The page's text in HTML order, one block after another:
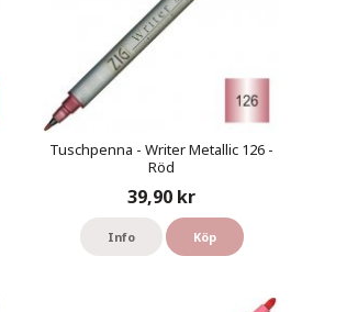
Tuschpenna - Writer Metallic 126 -
Röd
39,90 kr
Info Köp